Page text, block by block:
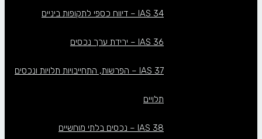
IAS 34 – דיווח כספי לתקופות ביניים
IAS 36 – ירידת ערך נכסים
IAS 37 – הפרשות, התחייבויות תלויות ונכסים
תלויים
IAS 38 – נכסים בלתי מוחשיים